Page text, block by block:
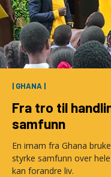
| GHANA |
Fra tro til
samfunn
En imam fra Ghana
styrke samfunn over
kan forandre liv.